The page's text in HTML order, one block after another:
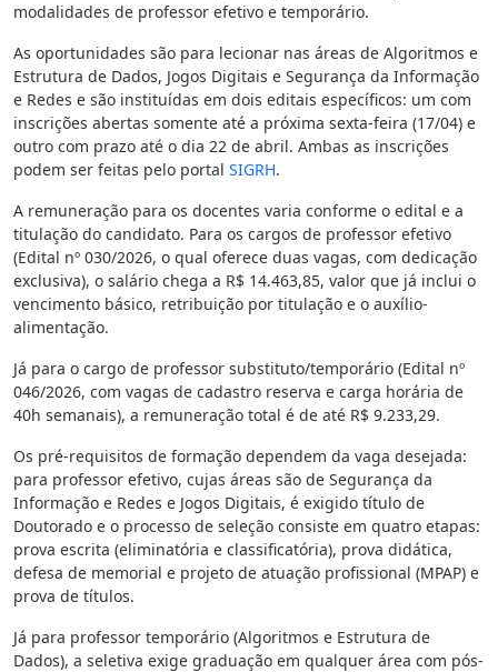
modalidades de professor efetivo e temporário.
As oportunidades são para lecionar nas áreas de Algoritmos e
Estrutura de Dados, Jogos Digitais e Segurança da Informação
e Redes e são instituídas em dois editais específicos: um com
inscrições abertas somente até a próxima sexta-feira (17/04) e
outro com prazo até o dia 22 de abril. Ambas as inscrições
podem ser feitas pelo portal SIGRH.
A remuneração para os docentes varia conforme o edital e a
titulação do candidato. Para os cargos de professor efetivo
(Edital nº 030/2026, o qual oferece duas vagas, com dedicação
exclusiva), o salário chega a R$ 14.463,85, valor que já inclui o
vencimento básico, retribuição por titulação e o auxílio-
alimentação.
Já para o cargo de professor substituto/temporário (Edital nº
046/2026, com vagas de cadastro reserva e carga horária de
40h semanais), a remuneração total é de até R$ 9.233,29.
Os pré-requisitos de formação dependem da vaga desejada:
para professor efetivo, cujas áreas são de Segurança da
Informação e Redes e Jogos Digitais, é exigido título de
Doutorado e o processo de seleção consiste em quatro etapas:
prova escrita (eliminatória e classificatória), prova didática,
defesa de memorial e projeto de atuação profissional (MPAP) e
prova de títulos.
Já para professor temporário (Algoritmos e Estrutura de
Dados), a seletiva exige graduação em qualquer área com pós-